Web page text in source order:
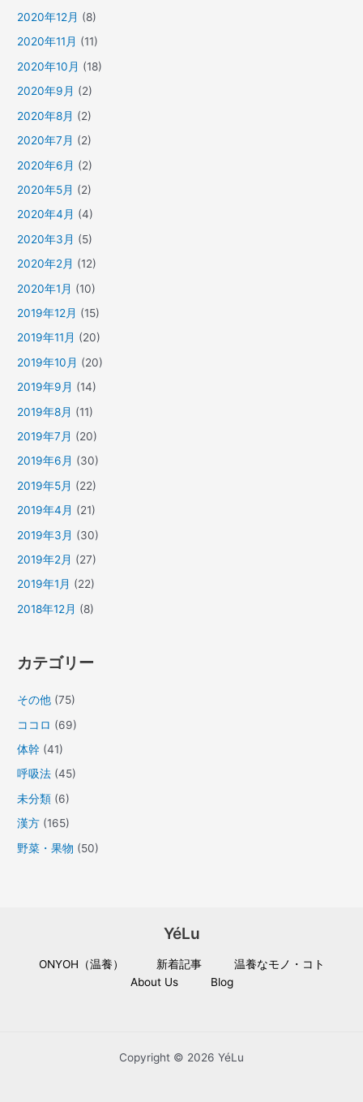
2020年12月 (8)
2020年11月 (11)
2020年10月 (18)
2020年9月 (2)
2020年8月 (2)
2020年7月 (2)
2020年6月 (2)
2020年5月 (2)
2020年4月 (4)
2020年3月 (5)
2020年2月 (12)
2020年1月 (10)
2019年12月 (15)
2019年11月 (20)
2019年10月 (20)
2019年9月 (14)
2019年8月 (11)
2019年7月 (20)
2019年6月 (30)
2019年5月 (22)
2019年4月 (21)
2019年3月 (30)
2019年2月 (27)
2019年1月 (22)
2018年12月 (8)
カテゴリー
その他 (75)
ココロ (69)
体幹 (41)
呼吸法 (45)
未分類 (6)
漢方 (165)
野菜・果物 (50)
YéLu
ONYOH（温養） 新着記事
温養なモノ・コト
About Us
Blog
Copyright © 2026 YéLu